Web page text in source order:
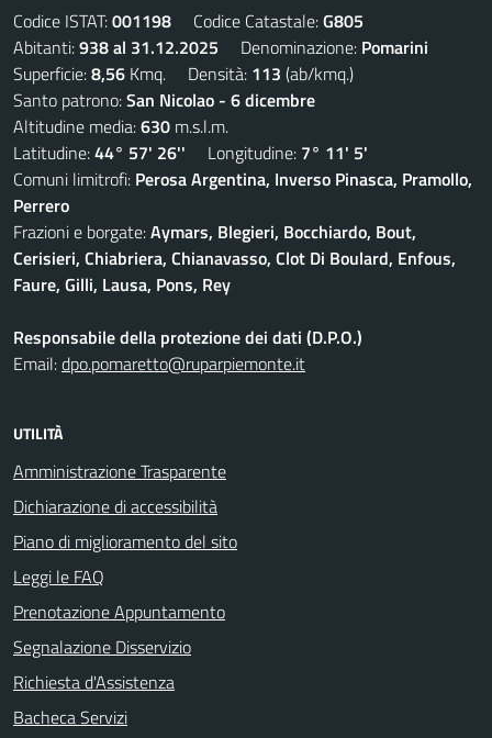
Codice ISTAT:001198 Codice Catastale:G805
Abitanti:938 al 31.12.2025 Denominazione: Pomarini
Superficie:8,56 Kmq. Densità: 113 (ab/kmq.)
Santo patrono:San Nicolao - 6 dicembre
Altitudine media:630 m.s.l.m.
Latitudine:44° 57' 26'' Longitudine: 7° 11' 5'
Comuni limitrofi: Perosa Argentina, Inverso Pinasca, Pramollo,
Perrero
Frazioni e borgate:Aymars, Blegieri, Bocchiardo, Bout,
Cerisieri, Chiabriera, Chianavasso, Clot Di Boulard, Enfous,
Faure, Gilli, Lausa, Pons, Rey
Responsabile della protezione dei dati (D.P.O.)
Email:dpo.pomaretto@ruparpiemonte.it
UTILITÀ
Amministrazione Trasparente
Dichiarazione di accessibilità
Piano di miglioramento del sito
Leggi le FAQ
Prenotazione Appuntamento
Segnalazione Disservizio
Richiesta d'Assistenza
Bacheca Servizi